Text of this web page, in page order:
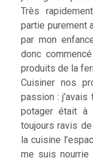
Très
partie purement
par mon
donc
produits de la
Cuisiner nos
passion :
potager était à
toujours ravis
la cuisine
me suis